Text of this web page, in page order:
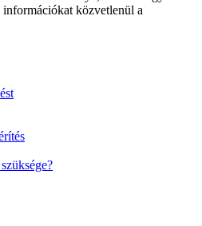
közvetlenül a